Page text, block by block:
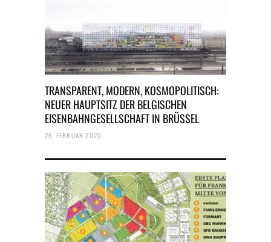
TRANSPARENT, MODERN, KOSMOPOLITISCH:
NEUER HAUPTSITZ DER BELGISCHEN
EISENBAHNGESELLSCHAFT IN BRÜSSEL
26. FEBRUAR 2020